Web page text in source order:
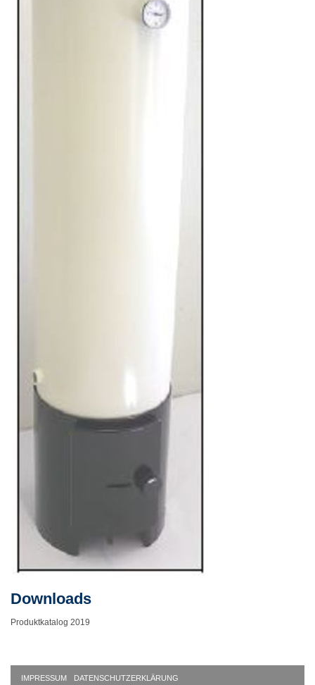
Downloads
Produktkatalog 2019
IMPRESSUM DATENSCHUTZERKLÄRUNG